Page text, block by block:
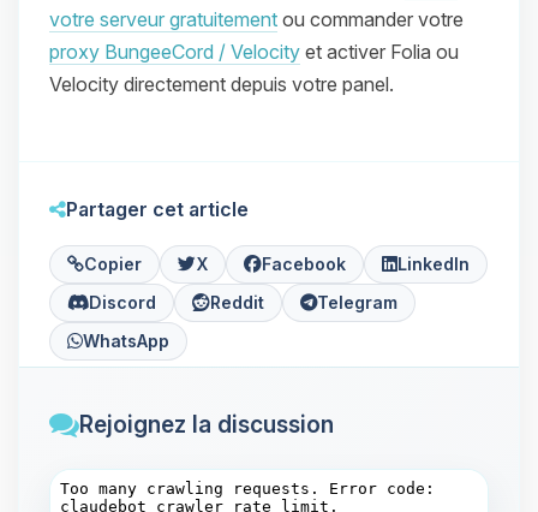
votre serveur gratuitement ou commander votre
proxy BungeeCord / Velocity et activer Folia ou
Velocity directement depuis votre panel.
Partager cet article
Copier X Facebook
LinkedIn
Discord
Reddit
Telegram
WhatsApp
Rejoignez la discussion